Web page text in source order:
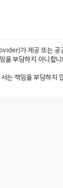
가 제공 또는 공
을 부담하지 아니합니
는 책임을 부담하지